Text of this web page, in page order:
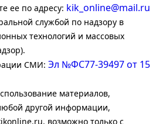
ее по адресу: kik_online@mail.ru
службой по надзору в
технологий и массовых
СМИ: Эл №ФС77-39497 от 15
материалов,
другой информации,
возможно только с